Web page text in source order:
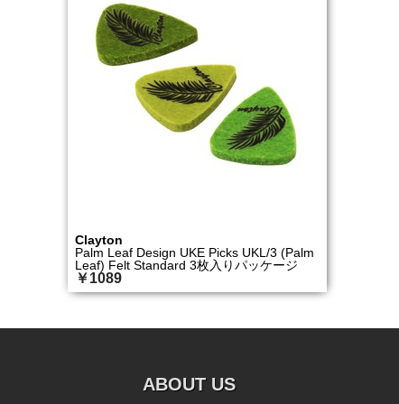
Clayton
Palm Leaf Design UKE Picks UKL/3 (Palm
Leaf) Felt Standard 3枚入りパッケージ
￥1089
ABOUT US